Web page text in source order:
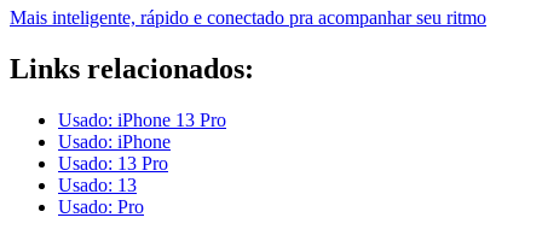
Mais inteligente, rápido e conectado pra acompanhar seu ritmo
Links relacionados:
Usado: iPhone 13 Pro
Usado: iPhone
Usado: 13 Pro
Usado: 13
Usado: Pro